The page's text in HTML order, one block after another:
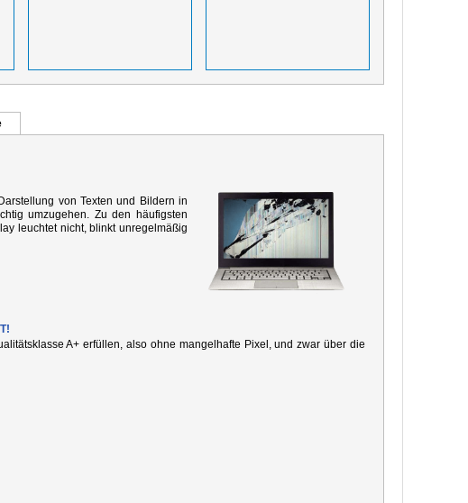
von Texten und Bildern in
umzugehen. Zu den häufigsten
leuchtet nicht, blinkt unregelmäßig
A+ erfüllen, also ohne mangelhafte Pixel, und zwar über die